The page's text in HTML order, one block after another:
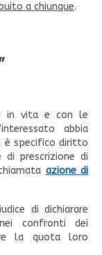
a chiunque.
in vita e con le
abbia
è specifico diritto
prescrizione di
azione di
di dichiarare
confronti dei
la quota loro